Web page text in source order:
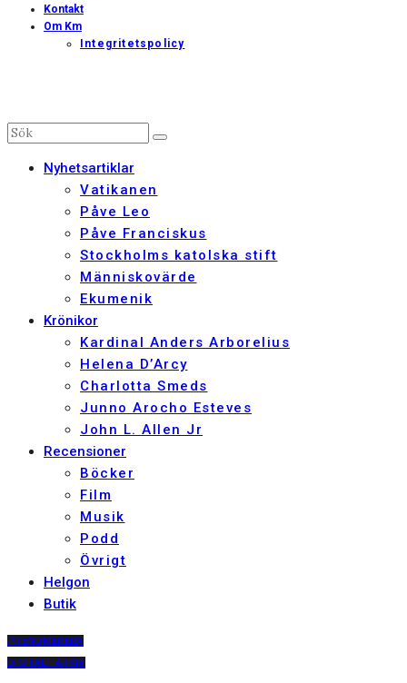
Kontakt
Om Km
Integritetspolicy
Nyhetsartiklar
Vatikanen
Påve Leo
Påve Franciskus
Stockholms katolska stift
Människovärde
Ekumenik
Krönikor
Kardinal Anders Arborelius
Helena D’Arcy
Charlotta Smeds
Junno Arocho Esteves
John L. Allen Jr
Recensioner
Böcker
Film
Musik
Podd
Övrigt
Helgon
Butik
PRENUMERERA
DIGITALT ARKIV